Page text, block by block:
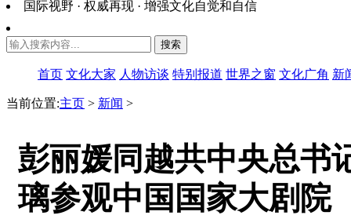
国际视野 · 权威再现 · 增强文化自觉和自信
搜索
首页 文化大家 人物访谈 特别报道 世界之窗 文化广角 新
当前位置:主页 > 新闻 >
彭丽媛同越共中央总书
璃参观中国国家大剧院